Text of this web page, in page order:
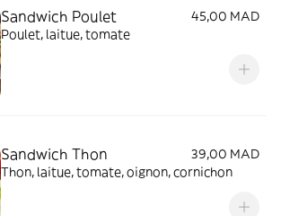
Sandwich Poulet
45,00 MAD
Poulet, laitue, tomate
Sandwich Thon
39,00 MAD
Thon, laitue, tomate, oignon, cornichon